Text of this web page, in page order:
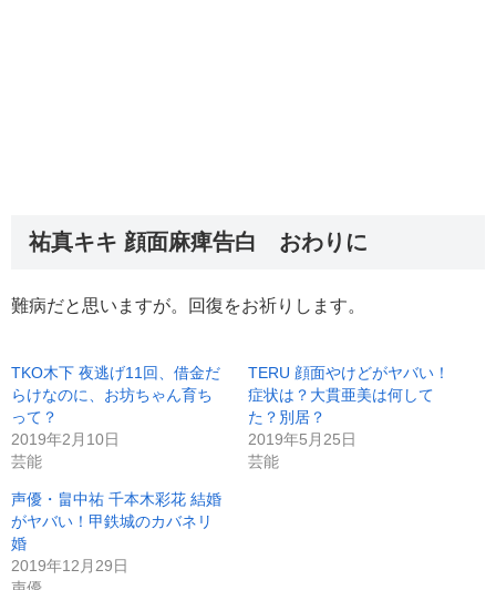
祐真キキ 顔面麻痺告白 おわりに
難病だと思いますが。回復をお祈りします。
TKO木下 夜逃げ11回、借金だ
らけなのに、お坊ちゃん育ち
って？
2019年2月10日
芸能
TERU 顔面やけどがヤバい！
症状は？大貫亜美は何して
た？別居？
2019年5月25日
芸能
声優・畠中祐 千本木彩花 結婚
がヤバい！甲鉄城のカバネリ
婚
2019年12月29日